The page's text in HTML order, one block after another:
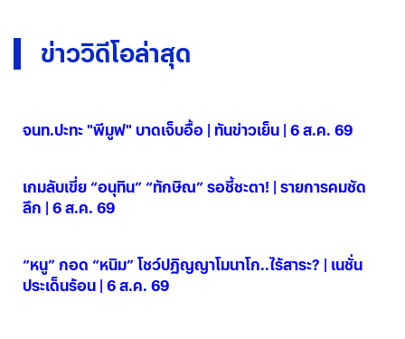
ข่าววิดีโอล่าสุด
จนท.ปะทะ "พีมูฟ" บาดเจ็บอื้อ | ทันข่าวเย็น | 6 ส.ค. 69
เกมลับเขี่ย “อนุทิน” “ทักษิณ” รอชี้ชะตา! | รายการคมชัด
ลึก | 6 ส.ค. 69
“หนู” กอด “หนิม” โชว์ปฏิญญาโมนาโก..ไร้สาระ? | เนชั่น
ประเด็นร้อน | 6 ส.ค. 69